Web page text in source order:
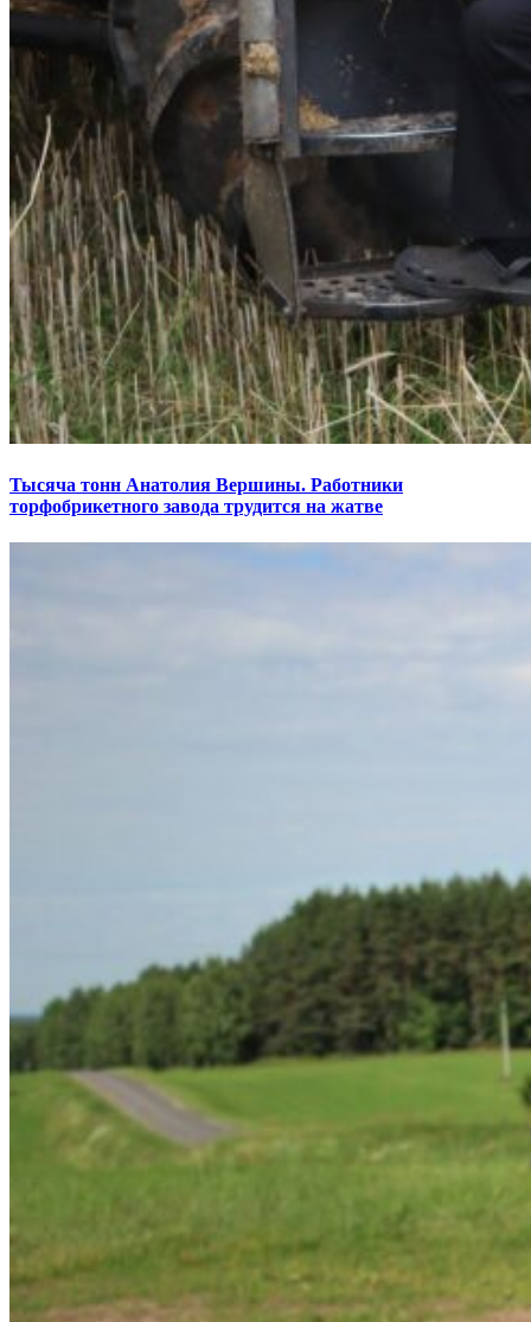
Тысяча тонн Анатолия Вершины. Работники
торфобрикетного завода трудится на жатве